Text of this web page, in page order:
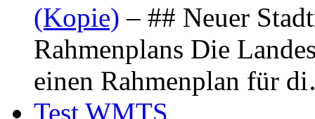
(Kopie) – ## Neuer
Rahmenplans Die
einen Rahmenplan für
Test WMTS